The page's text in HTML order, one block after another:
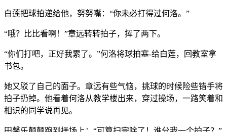
白莲把球拍递给他，努努嘴：“你未必打得过何洛。”
“哦？比比看啊！”章远转转拍子，挥了两下。
“你们打吧，正好我累了。”何洛将球拍塞-给白莲，回教室拿
书包。
她又驳了自己的面子。章远有些气恼，挑球的时候险些错手将
拍子扔掉。他看着何洛从教学楼出来，穿过操场，一路笑着和
相识的同学说再见。